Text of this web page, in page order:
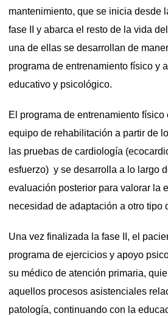
mantenimiento, que se inicia desde
fase II y abarca el resto de la vida
una de ellas se desarrollan de
programa de entrenamiento físico y
educativo y psicológico.
El programa de entrenamiento físico
equipo de rehabilitación a partir de
las pruebas de cardiología
esfuerzo) y se desarrolla a lo largo
evaluación posterior para valorar la
necesidad de adaptación a otro tipo
Una vez finalizada la fase II, el
programa de ejercicios y apoyo
su médico de atención primaria,
aquellos procesos asistenciales
patología, continuando con la